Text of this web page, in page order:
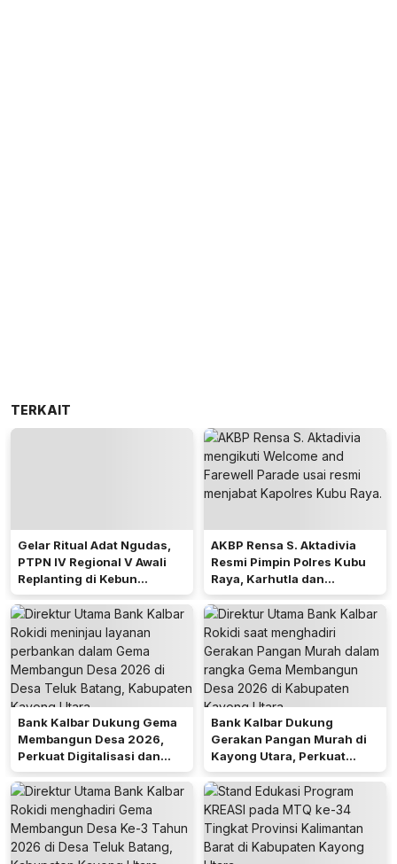
TERKAIT
Gelar Ritual Adat Ngudas,
PTPN IV Regional V Awali
Replanting di Kebun
Kembayan
AKBP Rensa S. Aktadivia
Resmi Pimpin Polres Kubu
Raya, Karhutla dan
Pelayanan Publik Jadi
Prioritas
Bank Kalbar Dukung Gema
Membangun Desa 2026,
Perkuat Digitalisasi dan
Ekonomi Desa Teluk Batang
Bank Kalbar Dukung
Gerakan Pangan Murah di
Kayong Utara, Perkuat
Akses Keuangan
Masyarakat